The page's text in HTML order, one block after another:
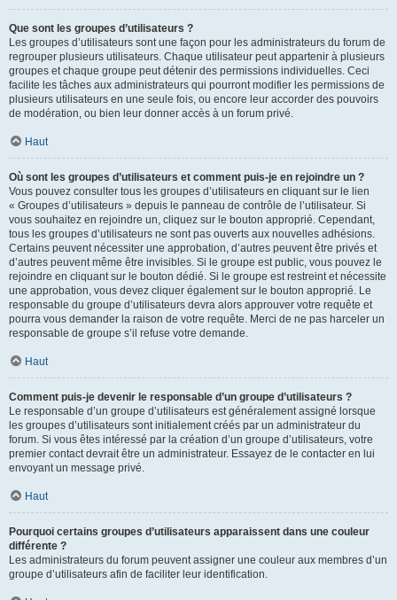
Que sont les groupes d’utilisateurs ?
Les groupes d’utilisateurs sont une façon pour les administrateurs du forum de
regrouper plusieurs utilisateurs. Chaque utilisateur peut appartenir à plusieurs
groupes et chaque groupe peut détenir des permissions individuelles. Ceci
facilite les tâches aux administrateurs qui pourront modifier les permissions de
plusieurs utilisateurs en une seule fois, ou encore leur accorder des pouvoirs
de modération, ou bien leur donner accès à un forum privé.
Haut
Où sont les groupes d’utilisateurs et comment puis-je en rejoindre un ?
Vous pouvez consulter tous les groupes d’utilisateurs en cliquant sur le lien
« Groupes d’utilisateurs » depuis le panneau de contrôle de l’utilisateur. Si
vous souhaitez en rejoindre un, cliquez sur le bouton approprié. Cependant,
tous les groupes d’utilisateurs ne sont pas ouverts aux nouvelles adhésions.
Certains peuvent nécessiter une approbation, d’autres peuvent être privés et
d’autres peuvent même être invisibles. Si le groupe est public, vous pouvez le
rejoindre en cliquant sur le bouton dédié. Si le groupe est restreint et nécessite
une approbation, vous devez cliquer également sur le bouton approprié. Le
responsable du groupe d’utilisateurs devra alors approuver votre requête et
pourra vous demander la raison de votre requête. Merci de ne pas harceler un
responsable de groupe s’il refuse votre demande.
Haut
Comment puis-je devenir le responsable d’un groupe d’utilisateurs ?
Le responsable d’un groupe d’utilisateurs est généralement assigné lorsque
les groupes d’utilisateurs sont initialement créés par un administrateur du
forum. Si vous êtes intéressé par la création d’un groupe d’utilisateurs, votre
premier contact devrait être un administrateur. Essayez de le contacter en lui
envoyant un message privé.
Haut
Pourquoi certains groupes d’utilisateurs apparaissent dans une couleur
différente ?
Les administrateurs du forum peuvent assigner une couleur aux membres d’un
groupe d’utilisateurs afin de faciliter leur identification.